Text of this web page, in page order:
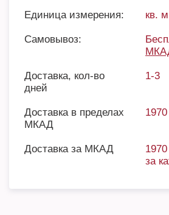
Единица измерения: кв.
Самовывоз:
Доставка, кол-во
дней
1-3
Доставка в пределах
МКАД
Доставка за МКАД
за